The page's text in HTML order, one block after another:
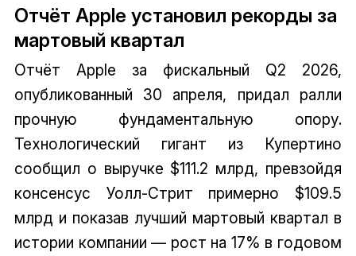
Отчёт Apple установил рекорды за
мартовый квартал
Отчёт Apple за фискальный Q2 2026,
опубликованный 30 апреля, придал ралли
прочную фундаментальную опору.
Технологический гигант из Купертино
сообщил о выручке $111.2 млрд, превзойдя
консенсус Уолл-Стрит примерно $109.5
млрд и показав лучший мартовый квартал в
истории компании — рост на 17% в годовом